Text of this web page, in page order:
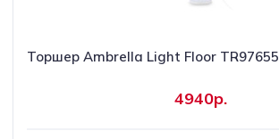
Торшер Ambrella Light Floor TR97655
4940р.